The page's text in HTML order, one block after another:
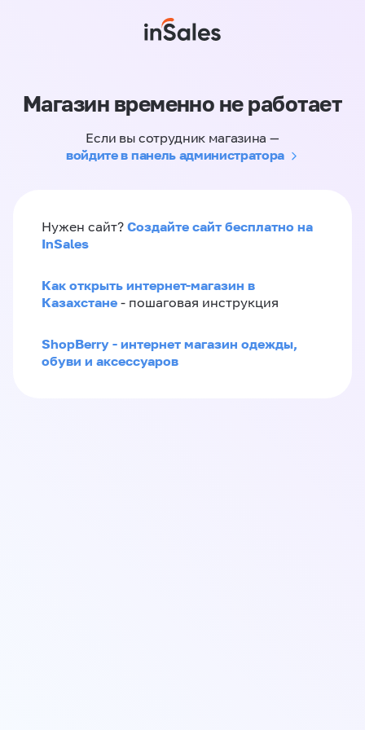
Магазин временно не работает
Если вы сотрудник магазина —
войдите в панель администратора
Нужен сайт? Создайте сайт бесплатно на
InSales
Как открыть интернет-магазин в
Казахстане - пошаговая инструкция
ShopBerry - интернет магазин одежды,
обуви и аксессуаров